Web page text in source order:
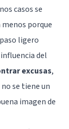
casos se
porque
ligero
del
excusas,
se tiene un
imagen de